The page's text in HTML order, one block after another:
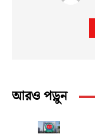
আরও পড়ুন